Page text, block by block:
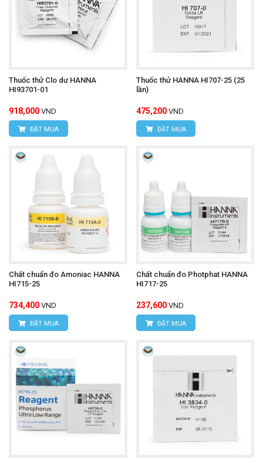
Thuốc thử Clo dư HANNA
HI93701-01
918,000 VND
ĐẶT MUA
Thuốc thử HANNA HI707-25 (25
lần)
475,200 VND
ĐẶT MUA
Chất chuẩn đo Amoniac HANNA
HI715-25
734,400 VND
ĐẶT MUA
Chất chuẩn đo Photphat HANNA
HI717-25
237,600 VND
ĐẶT MUA